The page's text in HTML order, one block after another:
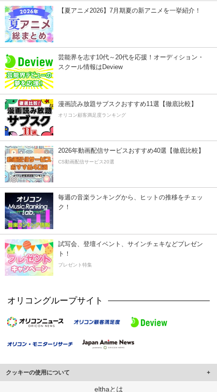
【夏アニメ2026】7月期夏の新アニメを一挙紹介！
芸能界を志す10代～20代を応援！オーディション・
スクール情報はDeview
漫画読み放題サブスクおすすめ11選【徹底比較】
オリコン顧客満足度ランキング
2026年動画配信サービスおすすめ40選【徹底比較】
CS動画配信サービス20選
毎週の音楽ランキングから、ヒットの推移をチェッ
ク！
試写会、登壇イベント、サインチェキなどプレゼン
ト！
プレゼント特集
オリコングループサイト
クッキーの使用について
このサイトでは Cookie を使用して、ユーザーに合わせたコンテンツや広告の
elthaとは